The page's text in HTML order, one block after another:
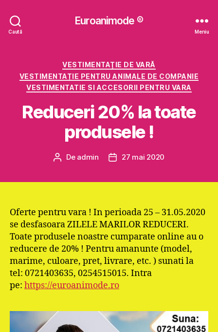
Caută
Euroanimode ®
Meniu
Categorii
VESTIMENTAŢIE DE VARĂ
VESTIMENTAȚIE PENTRU ANIMALE DE COMPANIE
VESTIMENTATIE SI ACCESORII PENTRU VARA
Reduceri 20% la toate
produsele !
Autor
De admin
Dată27 mai 2020
Oferte pentru vara ! In perioada 25 – 31.05.2020
se desfasoara ZILELE MARILOR REDUCERI.
Toate produsele noastre cumparate online au o
reducere de 20% ! Pentru amanunte (model,
marime, culoare, pret, livrare, etc. ) sunati la
tel: 0721403635, 0254515015. Intra
pe: https://euroanimode.ro